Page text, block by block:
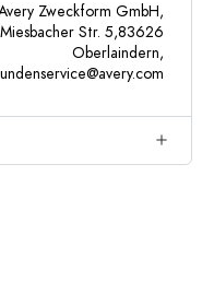
Zweckform GmbH,
Miesbacher Str. 5,83626
Oberlaindern,